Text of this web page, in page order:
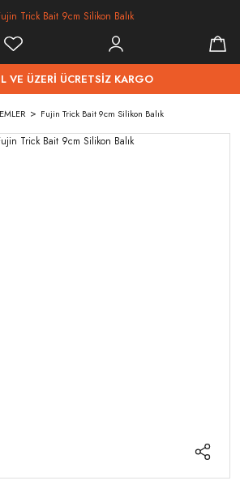
VE ÜZERİ ÜCRETSİZ KARGO
Fujin Trick Bait 9cm Silikon Balık